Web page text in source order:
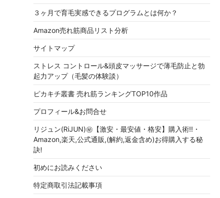
３ヶ月で育毛実感できるプログラムとは何か？
Amazon売れ筋商品リスト分析
サイトマップ
ストレス コントロール&頭皮マッサージで薄毛防止と勃
起力アップ（毛髪の体験談）
ピカキチ叢書 売れ筋ランキングTOP10作品
プロフィール&お問合せ
リジュン(RiJUN)㊙【激安・最安値・格安】購入術!!・
Amazon,楽天,公式通販,(解約,返金含め)お得購入する秘
訣!
初めにお読みください
特定商取引法記載事項